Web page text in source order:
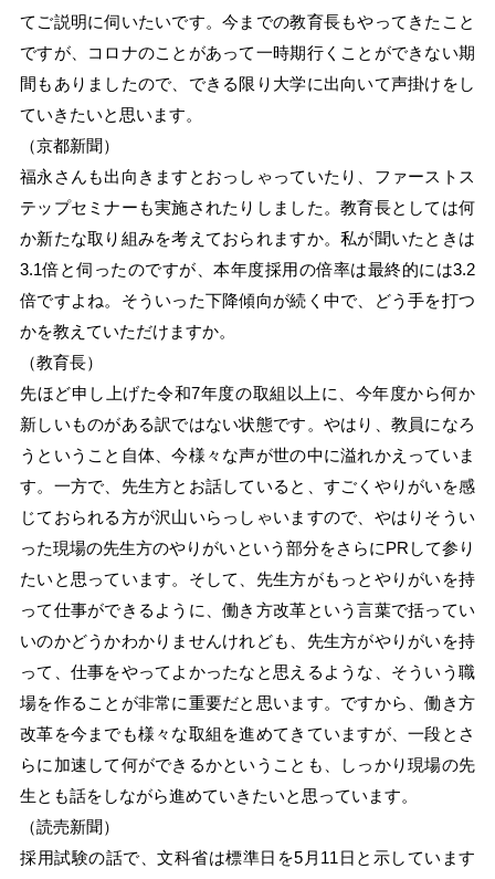
てご説明に伺いたいです。今までの教育長もやってきたこと
ですが、コロナのことがあって一時期行くことができない期
間もありましたので、できる限り大学に出向いて声掛けをし
ていきたいと思います。
（京都新聞）
福永さんも出向きますとおっしゃっていたり、ファーストス
テップセミナーも実施されたりしました。教育長としては何
か新たな取り組みを考えておられますか。私が聞いたときは
3.1倍と伺ったのですが、本年度採用の倍率は最終的には3.2
倍ですよね。そういった下降傾向が続く中で、どう手を打つ
かを教えていただけますか。
（教育長）
先ほど申し上げた令和7年度の取組以上に、今年度から何か
新しいものがある訳ではない状態です。やはり、教員になろ
うということ自体、今様々な声が世の中に溢れかえっていま
す。一方で、先生方とお話していると、すごくやりがいを感
じておられる方が沢山いらっしゃいますので、やはりそうい
った現場の先生方のやりがいという部分をさらにPRして参り
たいと思っています。そして、先生方がもっとやりがいを持
って仕事ができるように、働き方改革という言葉で括ってい
いのかどうかわかりませんけれども、先生方がやりがいを持
って、仕事をやってよかったなと思えるような、そういう職
場を作ることが非常に重要だと思います。ですから、働き方
改革を今までも様々な取組を進めてきていますが、一段とさ
らに加速して何ができるかということも、しっかり現場の先
生とも話をしながら進めていきたいと思っています。
（読売新聞）
採用試験の話で、文科省は標準日を5月11日と示しています